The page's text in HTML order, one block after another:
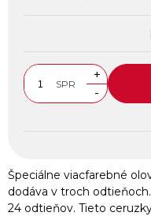
SPR
+
-
Špeciálne viacfarebné
dodáva v troch
24 odtieňov. Tieto